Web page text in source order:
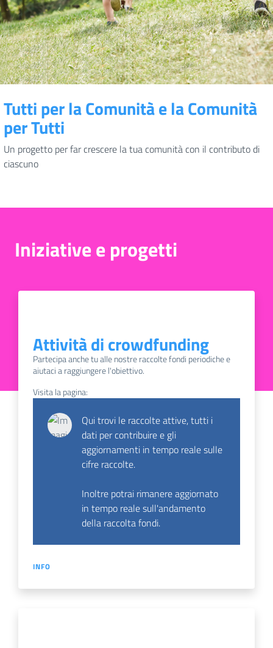
Tutti per la Comunità e la Comunità
per Tutti
Un progetto per far crescere la tua comunità con il contributo di
ciascuno
Iniziative e progetti
Attività di crowdfunding
Partecipa anche tu alle nostre raccolte fondi periodiche e
aiutaci a raggiungere l'obiettivo.
Visita la pagina:
Qui trovi le raccolte attive, tutti i
dati per contribuire e gli
aggiornamenti in tempo reale sulle
cifre raccolte.
Inoltre potrai rimanere aggiornato
in tempo reale sull'andamento
della raccolta fondi.
INFO